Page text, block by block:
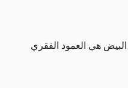
هي العمود الفقري